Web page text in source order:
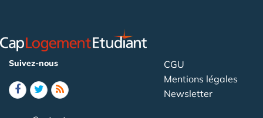
Suivez-nous
CGU
Mentions légales
Newsletter